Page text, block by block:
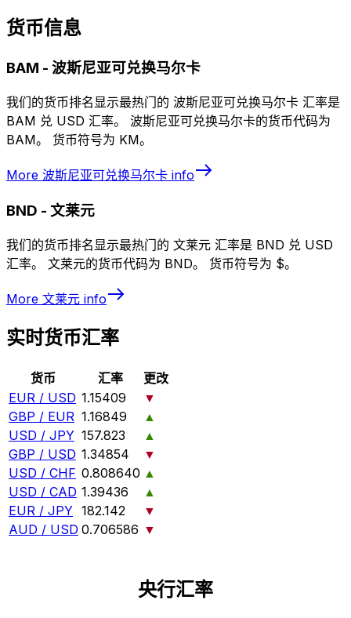
货币信息
BAM - 波斯尼亚可兑换马尔卡
我们的货币排名显示最热门的 波斯尼亚可兑换马尔卡 汇率是
BAM 兑 USD 汇率。 波斯尼亚可兑换马尔卡的货币代码为
BAM。 货币符号为 KM。
More 波斯尼亚可兑换马尔卡 info
BND - 文莱元
我们的货币排名显示最热门的 文莱元 汇率是 BND 兑 USD
汇率。 文莱元的货币代码为 BND。 货币符号为 $。
More 文莱元 info
实时货币汇率
货币 汇率
更改
EUR / USD 1.15409
▼
GBP / EUR 1.16849
▲
USD / JPY 157.823
▲
GBP / USD 1.34854
▼
USD / CHF 0.808640 ▲
USD / CAD 1.39436
▲
EUR / JPY 182.142
▼
AUD / USD 0.706586 ▼
央行汇率